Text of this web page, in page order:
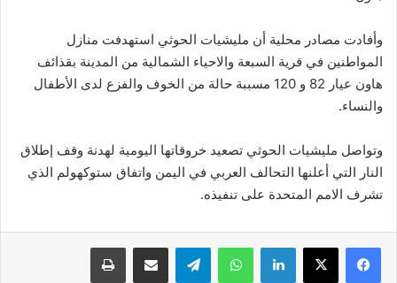
وأفادت مصادر محلية أن مليشيات الحوثي استهدفت منازل
المواطنين في قرية السبعة والاحياء الشمالية من المدينة بقذائف
هاون عيار 82 و 120 مسببة حالة من الخوف والفزع لدى الأطفال
والنساء.
وتواصل مليشيات الحوثي تصعيد خروقاتها اليومية لهدنة وقف إطلاق
النار التي أعلنها التحالف العربي في اليمن واتفاق ستوكهولم الذي
تشرف الامم المتحدة على تنفيذه.
لينكدإن واتساب تيلقرام مشاركة عبر البريد طباعة